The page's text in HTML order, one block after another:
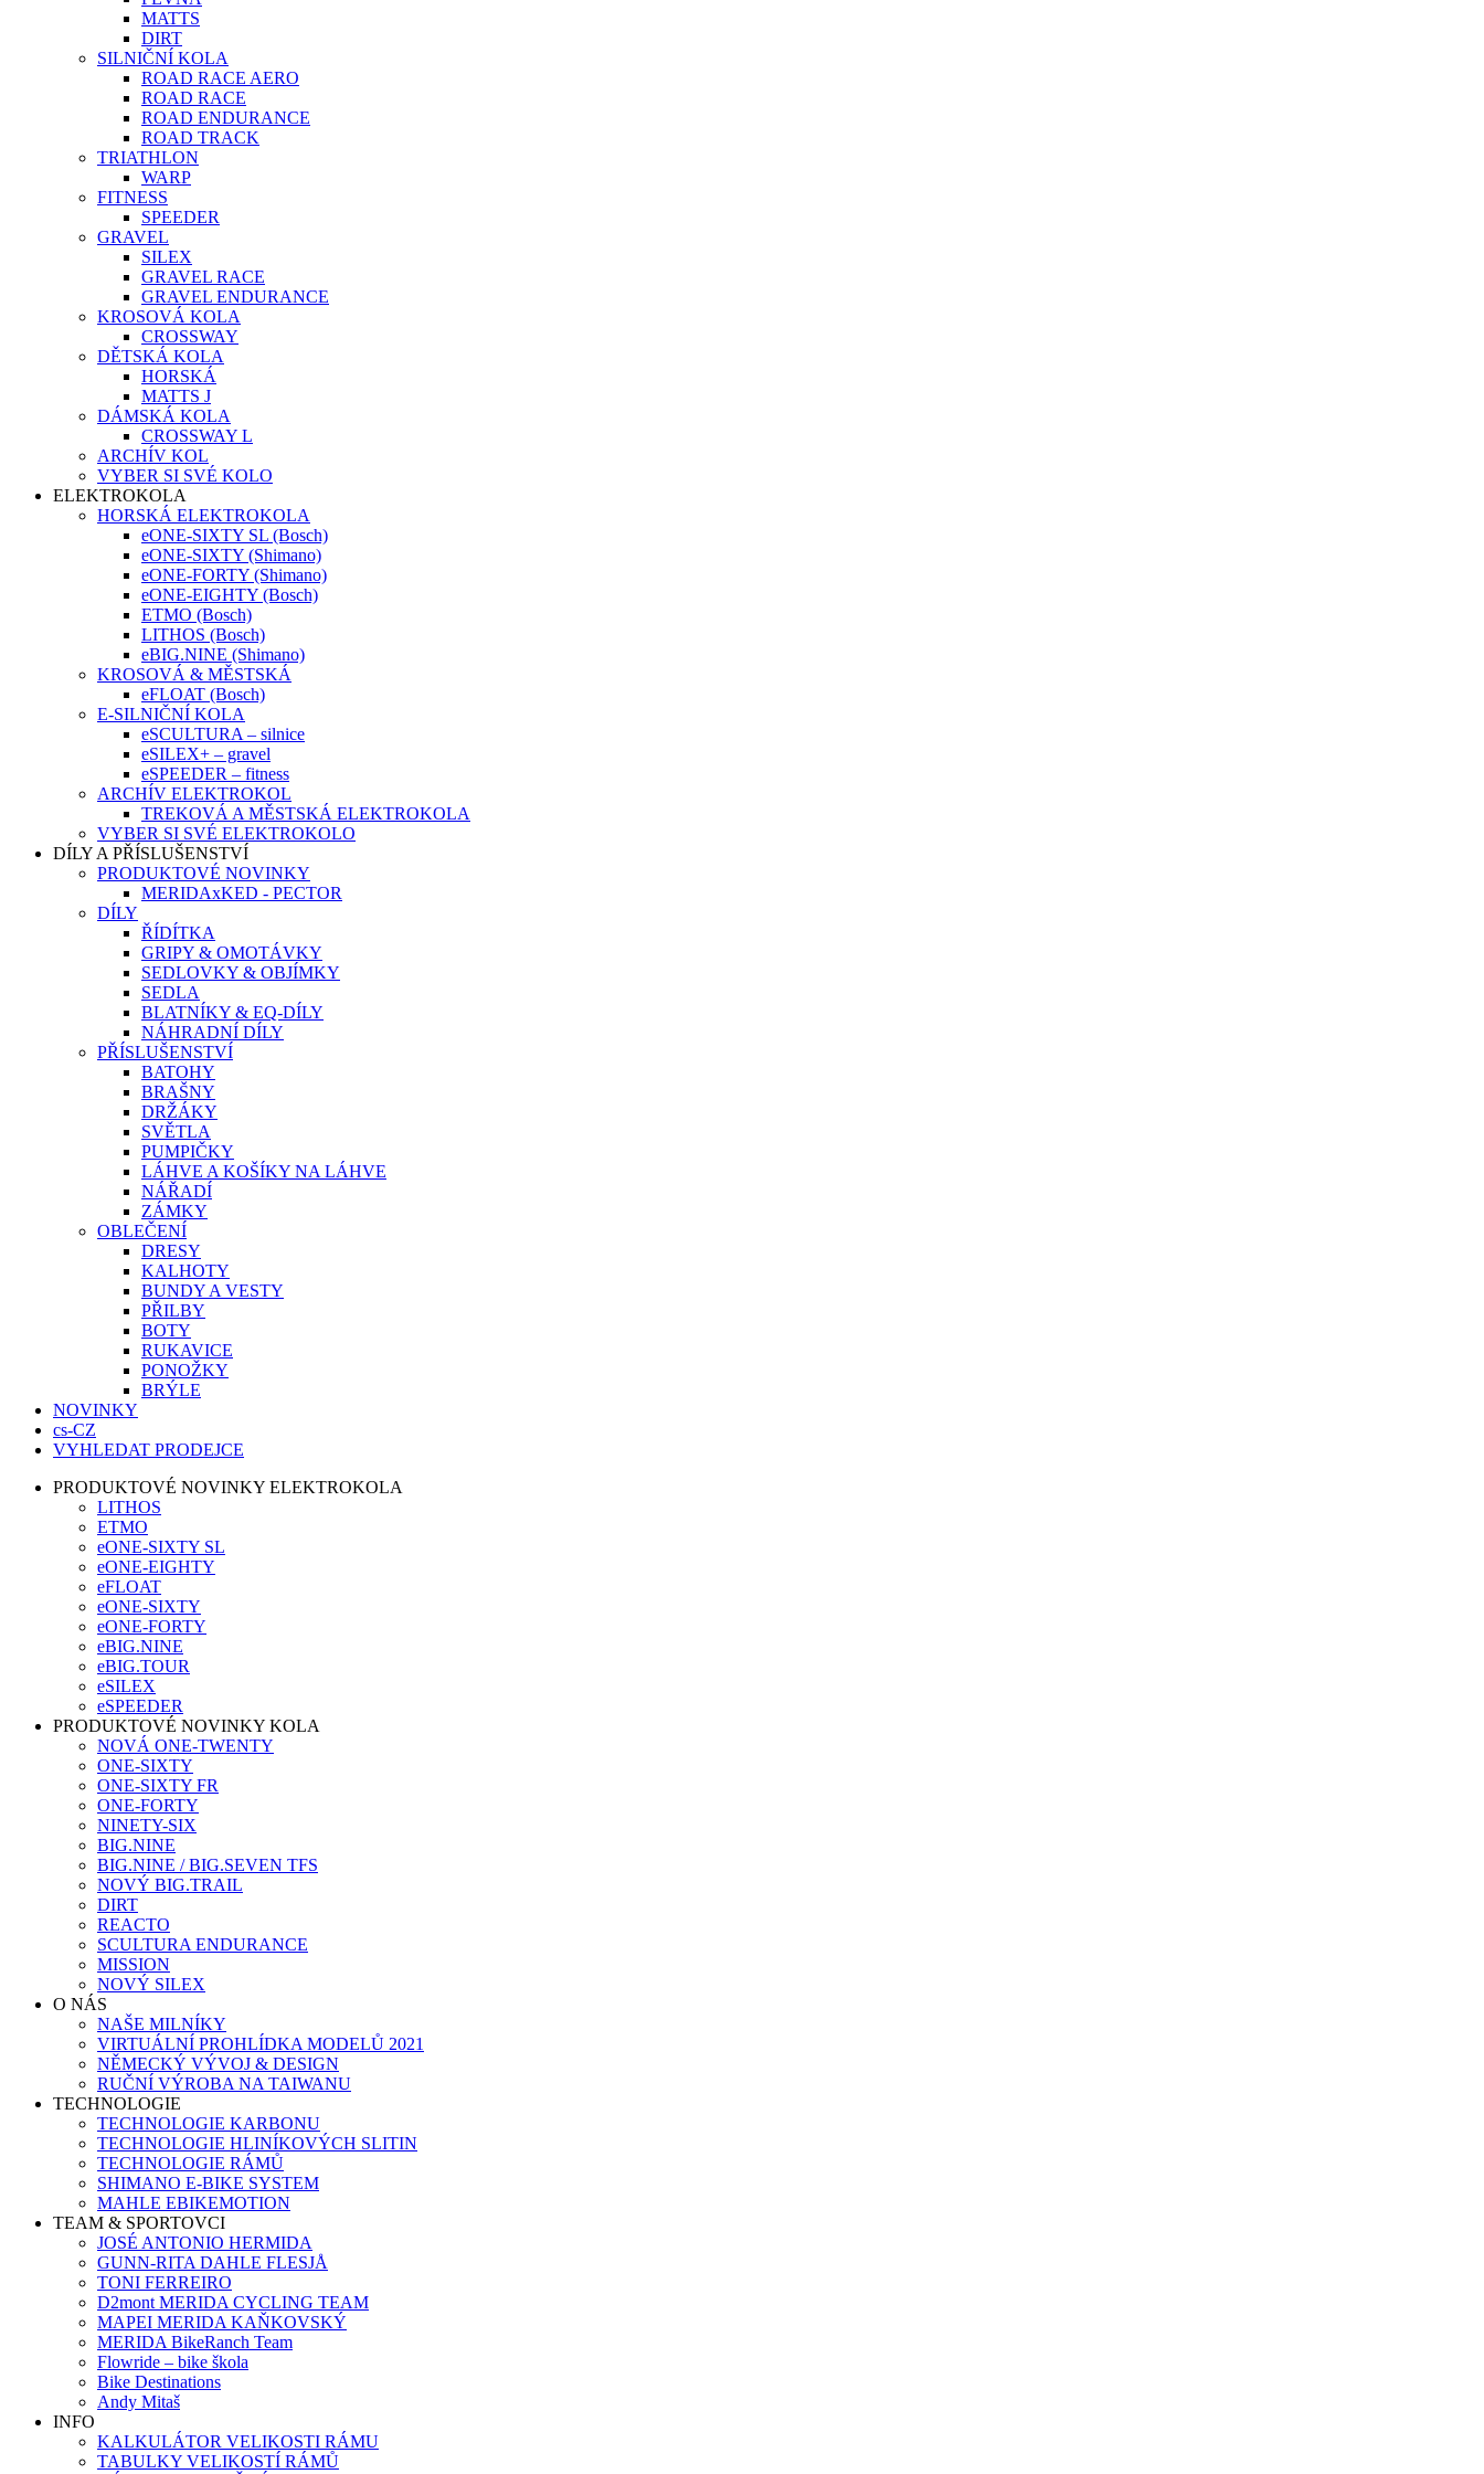
MATTS
DIRT
SILNIČNÍ KOLA
ROAD RACE AERO
ROAD RACE
ROAD ENDURANCE
ROAD TRACK
TRIATHLON
WARP
FITNESS
SPEEDER
GRAVEL
SILEX
GRAVEL RACE
GRAVEL ENDURANCE
KROSOVÁ KOLA
CROSSWAY
DĚTSKÁ KOLA
HORSKÁ
MATTS J
DÁMSKÁ KOLA
CROSSWAY L
ARCHÍV KOL
VYBER SI SVÉ KOLO
ELEKTROKOLA
HORSKÁ ELEKTROKOLA
eONE-SIXTY SL (Bosch)
eONE-SIXTY (Shimano)
eONE-FORTY (Shimano)
eONE-EIGHTY (Bosch)
ETMO (Bosch)
LITHOS (Bosch)
eBIG.NINE (Shimano)
KROSOVÁ & MĚSTSKÁ
eFLOAT (Bosch)
E-SILNIČNÍ KOLA
eSCULTURA – silnice
eSILEX+ – gravel
eSPEEDER – fitness
ARCHÍV ELEKTROKOL
TREKOVÁ A MĚSTSKÁ ELEKTROKOLA
VYBER SI SVÉ ELEKTROKOLO
DÍLY A PŘÍSLUŠENSTVÍ
PRODUKTOVÉ NOVINKY
MERIDAxKED - PECTOR
DÍLY
ŘÍDÍTKA
GRIPY & OMOTÁVKY
SEDLOVKY & OBJÍMKY
SEDLA
BLATNÍKY & EQ-DÍLY
NÁHRADNÍ DÍLY
PŘÍSLUŠENSTVÍ
BATOHY
BRAŠNY
DRŽÁKY
SVĚTLA
PUMPIČKY
LÁHVE A KOŠÍKY NA LÁHVE
NÁŘADÍ
ZÁMKY
OBLEČENÍ
DRESY
KALHOTY
BUNDY A VESTY
PŘILBY
BOTY
RUKAVICE
PONOŽKY
BRÝLE
NOVINKY
cs-CZ
VYHLEDAT PRODEJCE
PRODUKTOVÉ NOVINKY ELEKTROKOLA
LITHOS
ETMO
eONE-SIXTY SL
eONE-EIGHTY
eFLOAT
eONE-SIXTY
eONE-FORTY
eBIG.NINE
eBIG.TOUR
eSILEX
eSPEEDER
PRODUKTOVÉ NOVINKY KOLA
NOVÁ ONE-TWENTY
ONE-SIXTY
ONE-SIXTY FR
ONE-FORTY
NINETY-SIX
BIG.NINE
BIG.NINE / BIG.SEVEN TFS
NOVÝ BIG.TRAIL
DIRT
REACTO
SCULTURA ENDURANCE
MISSION
NOVÝ SILEX
O NÁS
NAŠE MILNÍKY
VIRTUÁLNÍ PROHLÍDKA MODELŮ 2021
NĚMECKÝ VÝVOJ & DESIGN
RUČNÍ VÝROBA NA TAIWANU
TECHNOLOGIE
TECHNOLOGIE KARBONU
TECHNOLOGIE HLINÍKOVÝCH SLITIN
TECHNOLOGIE RÁMŮ
SHIMANO E-BIKE SYSTEM
MAHLE EBIKEMOTION
TEAM & SPORTOVCI
JOSÉ ANTONIO HERMIDA
GUNN-RITA DAHLE FLESJÅ
TONI FERREIRO
D2mont MERIDA CYCLING TEAM
MAPEI MERIDA KAŇKOVSKÝ
MERIDA BikeRanch Team
Flowride – bike škola
Bike Destinations
Andy Mitaš
INFO
KALKULÁTOR VELIKOSTI RÁMU
TABULKY VELIKOSTÍ RÁMŮ